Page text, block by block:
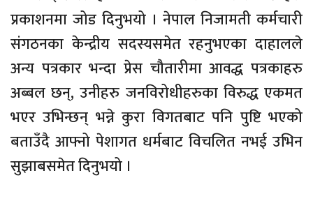
प्रकाशनमा जोड दिनुभयो । नेपाल निजामती कर्मचारी
संगठनका केन्द्रीय सदस्यसमेत रहनुभएका दाहालले
अन्य पत्रकार भन्दा प्रेस चौतारीमा आवद्ध पत्रकाहरु
अब्बल छन्, उनीहरु जनविरोधीहरुका विरुद्ध एकमत
भएर उभिन्छन् भन्ने कुरा विगतबाट पनि पुष्टि भएको
बताउँदै आफ्नो पेशागत धर्मबाट विचलित नभई उभिन
सुझाबसमेत दिनुभयो ।